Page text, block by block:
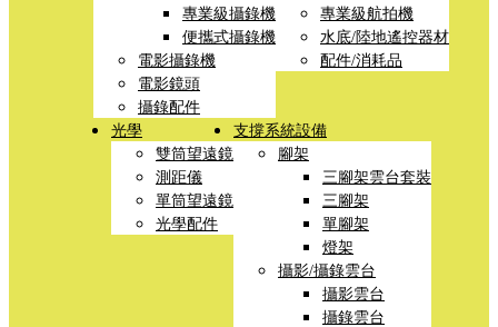
專業級攝錄機
便攜式攝錄機
電影攝錄機
電影鏡頭
攝錄配件
專業級航拍機
水底/陸地遙控器材
配件/消耗品
光學
雙筒望遠鏡
測距儀
單筒望遠鏡
光學配件
支撐系統設備
腳架
三腳架雲台套裝
三腳架
單腳架
燈架
攝影/攝錄雲台
攝影雲台
攝錄雲台